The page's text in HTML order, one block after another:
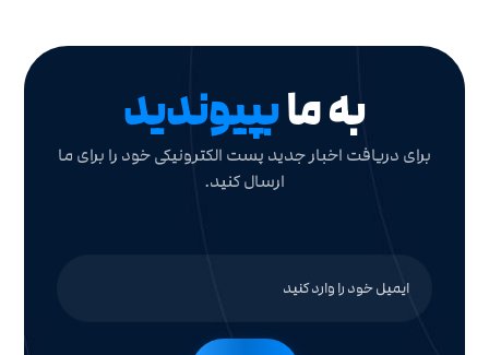
به مابپیوندید
برای دریافت اخبار جدید پست الکترونیکی خود را برای ما
ارسال کنید.